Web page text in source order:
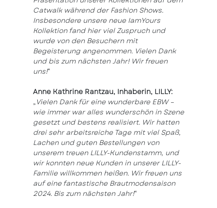
Catwalk während der Fashion Shows.
Insbesondere unsere neue IamYours
Kollektion fand hier viel Zuspruch und
wurde von den Besuchern mit
Begeisterung angenommen. Vielen Dank
und bis zum nächsten Jahr! Wir freuen
uns!“
Anne Kathrine Rantzau, Inhaberin, LILLY:
„Vielen Dank für eine wunderbare EBW –
wie immer war alles wunderschön in Szene
gesetzt und bestens realisiert. Wir hatten
drei sehr arbeitsreiche Tage mit viel Spaß,
Lachen und guten Bestellungen von
unserem treuen LILLY-Kundenstamm, und
wir konnten neue Kunden in unserer LILLY-
Familie willkommen heißen. Wir freuen uns
auf eine fantastische Brautmodensaison
2024. Bis zum nächsten Jahr!“